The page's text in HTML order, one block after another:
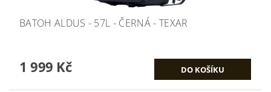
BATOH ALDUS - 57L - ČERNÁ - TEXAR
1 999 Kč